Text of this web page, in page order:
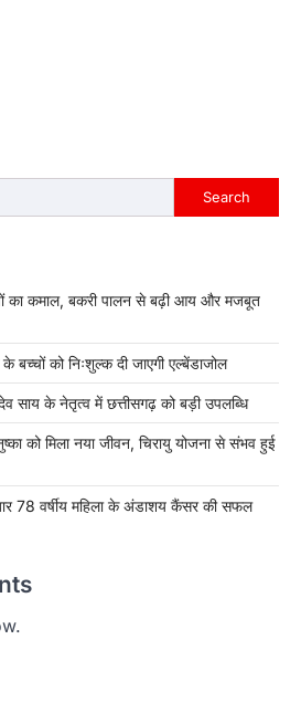
Search
का कमाल, बकरी पालन से बढ़ी आय और मजबूत
बच्चों को निःशुल्क दी जाएगी एल्बेंडाजोल
साय के नेतृत्व में छत्तीसगढ़ को बड़ी उपलब्धि
को मिला नया जीवन, चिरायु योजना से संभव हुई
78 वर्षीय महिला के अंडाशय कैंसर की सफल